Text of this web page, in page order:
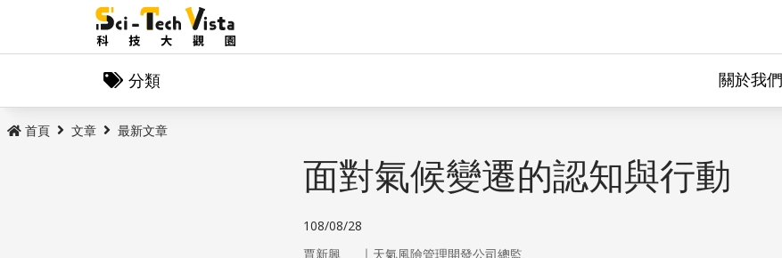
分類 關於我們
首頁 文章 最新文章
面對氣候變遷的認知與行動
108/08/28
賈新興 ｜ 天氣風險管理開發公司總監